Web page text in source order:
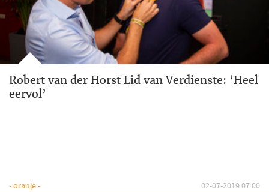
Robert van der Horst Lid van Verdienste: ‘Heel
eervol’
- oranje - 02-07-2019 07:00